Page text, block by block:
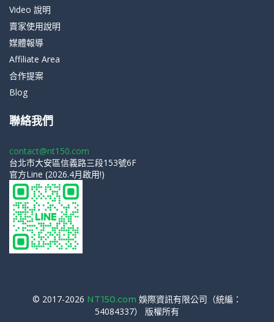
Video 說明
賣家使用說明
媒體報導
Affiliate Area
合作提案
Blog
聯絡我們
contact@nt150.com
台北市大安區信義路三段153號6F
官方Line (2026.4月啟用!)
© 2017-2026 NT150.com 娛際資訊有限公司（統編：
54084337） 版權所有